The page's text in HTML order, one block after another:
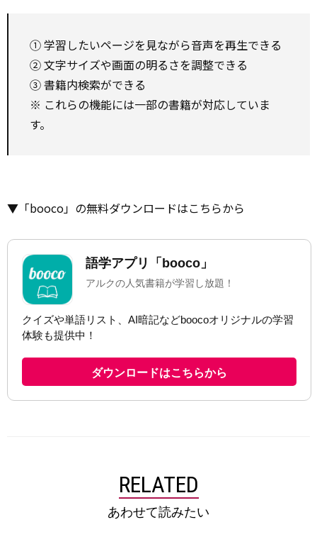
① 学習したいページを見ながら音声を再生できる
② 文字サイズや画面の明るさを調整できる
③ 書籍内検索ができる
※ これらの機能には一部の書籍が対応していま
す。
▼「booco」の無料ダウンロードはこちらから
RELATED
あわせて読みたい